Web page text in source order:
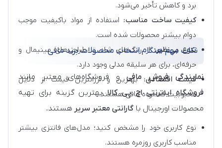
برد و کاهش تأخیر می‌شود.
کیفیت ساخت مناسب: استفاده از مواد باکیفیت موجب
دوام بیشتر محصولات شده است.
تنوع بی‌نظیر:از رنگ‌های شاد تا طراحی‌های مینیمال و
حرفه‌ای، برای هر سلیقه مدلی وجود دارد.
قیمت اقتصادی: بهترین و ارزانترین قیمت از دلایل
محبوبیت گسترده مافی هستند.
نکات مهم هنگام انتخاب محصولات برند مافی
نمایندگی فروش مافی و فروشگاه‌های معتبر مانند
فروشگاه اینترنتی اچ پی کالابهترین گزینه برای تهیه
محصولات اورجینال با گارانتی معتبر سریر هستند.
نوع کاربری خود را مشخص کنید؛ مدل‌های فانتزی بیشتر
مناسب کاربری روزمره هستند.